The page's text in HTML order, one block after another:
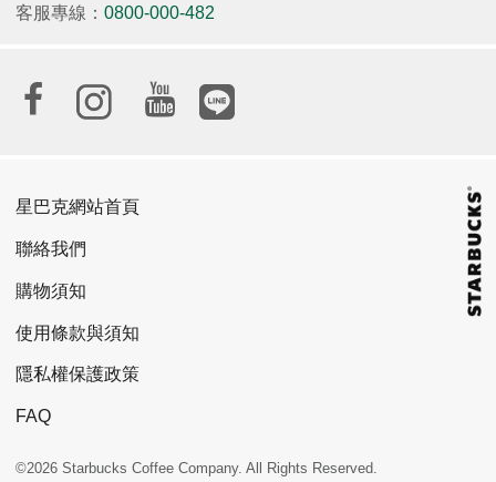
客服專線：0800-000-482
星巴克網站首頁
聯絡我們
購物須知
使用條款與須知
隱私權保護政策
FAQ
©2026 Starbucks Coffee Company. All Rights Reserved.